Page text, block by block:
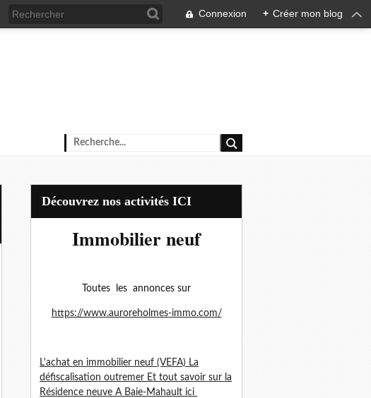
Connexion + Créer mon blog
Découvrez nos activités ICI
Immobilier neuf
Toutes les annonces sur
https://www.auroreholmes-immo.com/
L'achat en immobilier neuf (VEFA) La
défiscalisation outremer Et tout savoir sur la
Résidence neuve A Baie-Mahault ici